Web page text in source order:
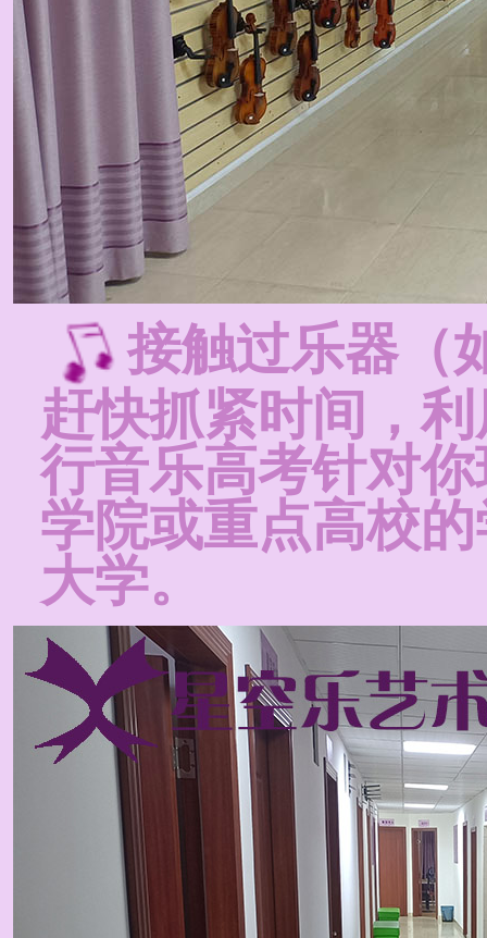
接触过乐器（
赶快抓紧时间，
行音乐高考针对
学院或重点高校
大学。